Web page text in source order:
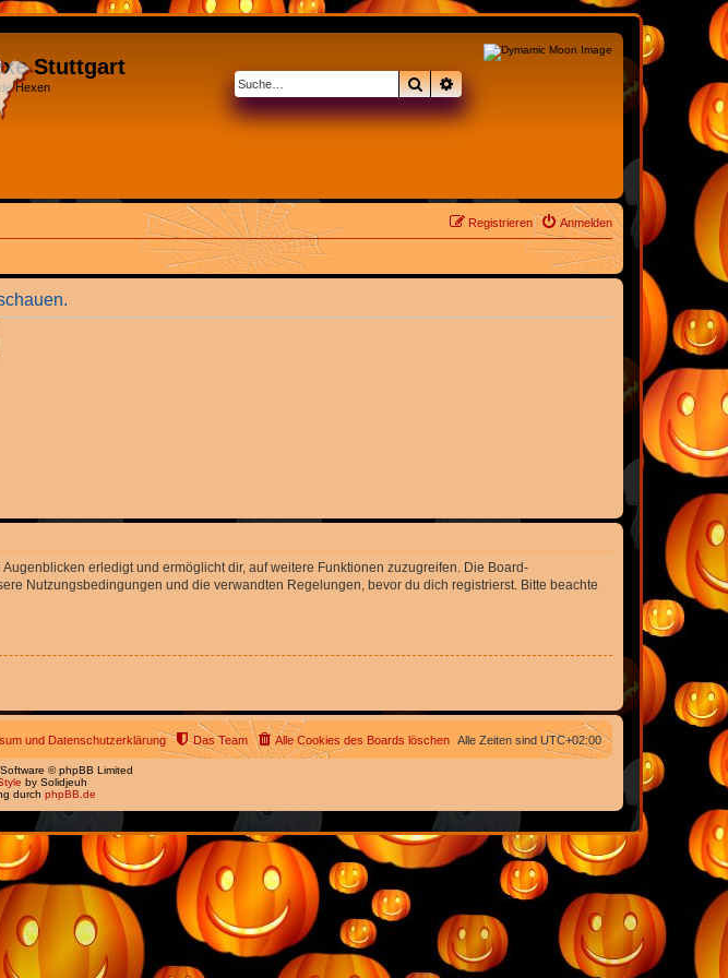
Stuttgart
Hexen SucheErweiterte Suche
Anmelden
Registrieren
erledigt und ermöglicht dir, auf weitere Funktionen zuzugreifen. Die Board-
Nutzungsbedingungen und die verwandten Regelungen, bevor du dich registrierst. Bitte beachte
Alle Zeiten sind UTC+02:00
Alle Cookies des Boards löschen
Das Team
und Datenschutzerklärung
© phpBB Limited
by Solidjeuh
durch phpBB.de